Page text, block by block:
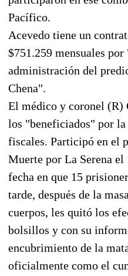
Pacífico.
Acevedo tiene un
$751.259 mensuales por
administración del
Chena".
El médico y coronel (R)
los "beneficiados" por la
fiscales. Participó en el
Muerte por La Serena el
fecha en que 15
tarde, después de la
cuerpos, les quitó los
bolsillos y con su
encubrimiento de la
oficialmente como el